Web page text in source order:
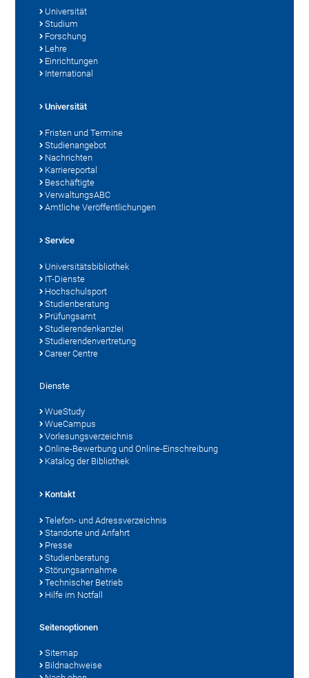
Universität
Studium
Forschung
Lehre
Einrichtungen
International
Universität
Fristen und Termine
Studienangebot
Nachrichten
Karriereportal
Beschäftigte
VerwaltungsABC
Amtliche Veröffentlichungen
Service
Universitätsbibliothek
IT-Dienste
Hochschulsport
Studienberatung
Prüfungsamt
Studierendenkanzlei
Studierendenvertretung
Career Centre
Dienste
WueStudy
WueCampus
Vorlesungsverzeichnis
Online-Bewerbung und Online-Einschreibung
Katalog der Bibliothek
Kontakt
Telefon- und Adressverzeichnis
Standorte und Anfahrt
Presse
Studienberatung
Störungsannahme
Technischer Betrieb
Hilfe im Notfall
Seitenoptionen
Sitemap
Bildnachweise